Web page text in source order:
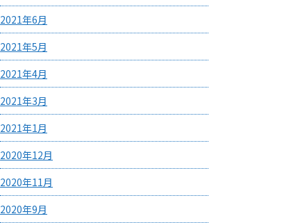
2021年6月
2021年5月
2021年4月
2021年3月
2021年1月
2020年12月
2020年11月
2020年9月